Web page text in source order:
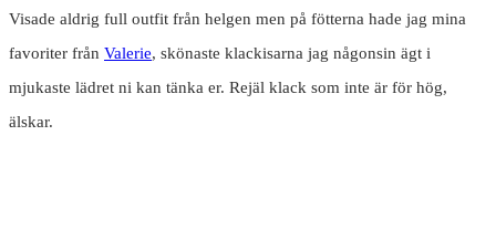
Visade aldrig full outfit från helgen men på fötterna hade jag mina
favoriter från Valerie, skönaste klackisarna jag någonsin ägt i
mjukaste lädret ni kan tänka er. Rejäl klack som inte är för hög,
älskar.